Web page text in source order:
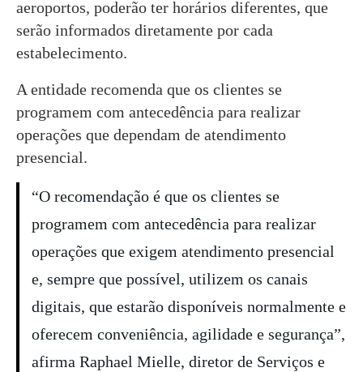
aeroportos, poderão ter horários diferentes, que
serão informados diretamente por cada
estabelecimento.
A entidade recomenda que os clientes se
programem com antecedência para realizar
operações que dependam de atendimento
presencial.
“O recomendação é que os clientes se
programem com antecedência para realizar
operações que exigem atendimento presencial
e, sempre que possível, utilizem os canais
digitais, que estarão disponíveis normalmente e
oferecem conveniência, agilidade e segurança”,
afirma Raphael Mielle, diretor de Serviços e